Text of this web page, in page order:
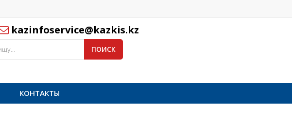
kazinfoservice@kazkis.kz
ПОИСК
КОНТАКТЫ